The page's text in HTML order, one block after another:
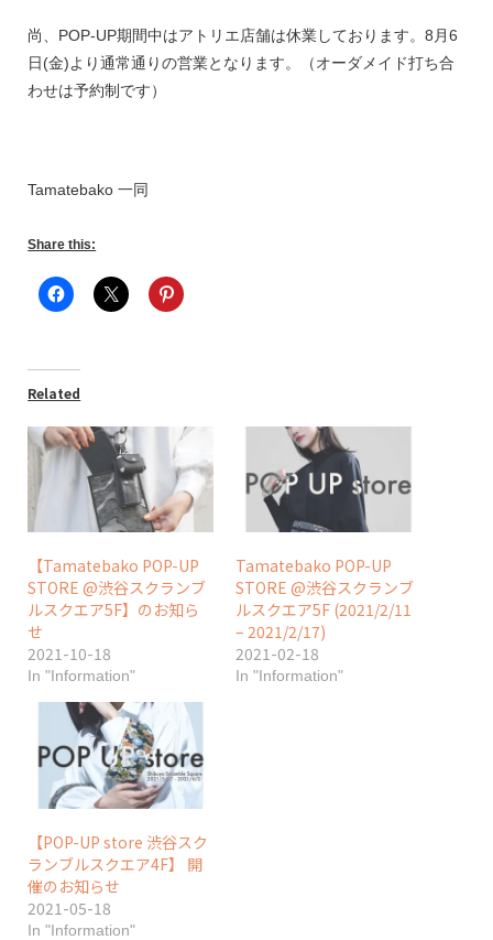
尚、POP-UP期間中はアトリエ店舗は休業しております。8月6
日(金)より通常通りの営業となります。（オーダメイド打ち合
わせは予約制です）
Tamatebako 一同
Share this:
Related
【Tamatebako POP-UP
STORE @渋谷スクランブ
ルスクエア5F】のお知ら
せ
2021-10-18
In "Information"
Tamatebako POP-UP
STORE @渋谷スクランブ
ルスクエア5F (2021/2/11
– 2021/2/17)
2021-02-18
In "Information"
【POP-UP store 渋谷スク
ランブルスクエア4F】 開
催のお知らせ
2021-05-18
In "Information"